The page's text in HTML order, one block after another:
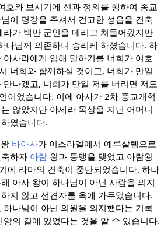
호와 보시기에 선과 정의를 행하여 종교
이 평강을 주셔서 견고한 성읍을 건축
가 백만 군인을 데리고 쳐들어왔지만
나님께 의존하니 승리케 하셨습니다. 하
사랴에게 임해 말하기를 너희가 여호
너희와 함께하실 것이고, 너희가 만일
나겠고, 너희가 만일 저를 버리면 저도
이었습니다. 이에 아사가 2차 종교개혁
않았지만 아세라 목상을 지닌 어머니
였습니다.
바아사가 이스라엘에서 예루살렘으로
하자 아람왕과 동맹을 맺었고 아람왕
에 라마의 건축이 중단되었습니다. 하나
아사 왕이 하나님이 아닌 사람을 의지
지 않고 선견자를 옥에 가두었습니다.
나님이 아닌 의원을 의지했다는 기록
의 길에 있었다는 것을 알 수 있습니다.